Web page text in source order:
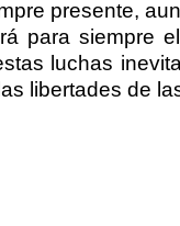
presente,
para siempre
luchas
libertades de